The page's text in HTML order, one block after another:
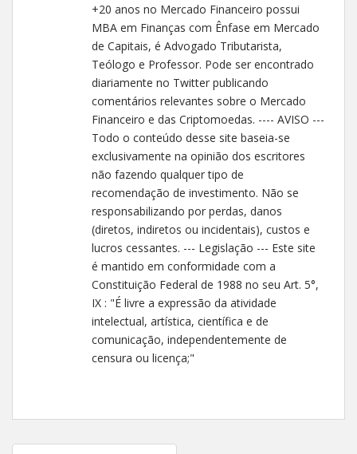
+20 anos no Mercado Financeiro possui
MBA em Finanças com Ênfase em Mercado
de Capitais, é Advogado Tributarista,
Teólogo e Professor. Pode ser encontrado
diariamente no Twitter publicando
comentários relevantes sobre o Mercado
Financeiro e das Criptomoedas. ---- AVISO ---
Todo o conteúdo desse site baseia-se
exclusivamente na opinião dos escritores
não fazendo qualquer tipo de
recomendação de investimento. Não se
responsabilizando por perdas, danos
(diretos, indiretos ou incidentais), custos e
lucros cessantes. --- Legislação --- Este site
é mantido em conformidade com a
Constituição Federal de 1988 no seu Art. 5°,
IX : "É livre a expressão da atividade
intelectual, artística, científica e de
comunicação, independentemente de
censura ou licença;"